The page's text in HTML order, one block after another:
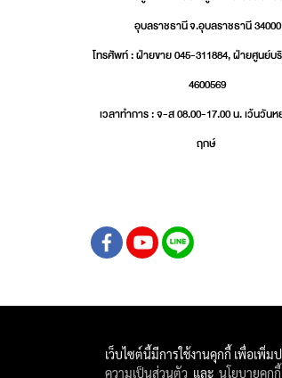
อุบลราชธานี จ.อุบลราชธานี 34000
โทรศัพท์ : ฝ่ายขาย 045-311884, ฝ่ายศูนย์บ
4600569
เวลาทำการ : จ-ส 08.00-17.00 น. เว้นวัน
ฤกษ์
เว็บไซต์นี้มีการใช้งานคุกกี้ เพื่อเพิ่
ความเป็นส่วนตัว และ นโยบายคุกกี้